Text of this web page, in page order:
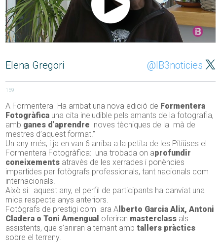
Elena Gregori @IB3noticies
159
A Formentera Ha arribat una nova edició de Formentera
Fotogràfica una cita ineludible pels amants de la fotografia,
amb ganes d’aprendre noves tècniques de la mà de
mestres d’aquest format.”
Un any més, i ja en van 6 arriba a la petita de les Pitiüses el
Formentera Fotogràfica: una trobada on aprofundir
coneixements atravès de les xerrades i ponències
impartides per fotògrafs professionals, tant nacionals com
internacionals.
Això si: aquest any, el perfil de participants ha canviat una
mica respecte anys anteriors.
Fotògrafs de prestigi com ara A lberto Garcia Alix, Antoni
Cladera o Toni Amengual oferiran masterclass als
assistents, que s’aniran alternant amb tallers pràctics
sobre el terreny.